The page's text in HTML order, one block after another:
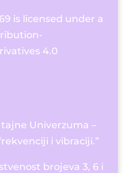
is licensed under a
4.0
Univerzuma –
i vibraciji.”
brojeva 3, 6 i